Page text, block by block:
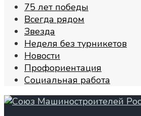
75 лет победы
Всегда рядом
Звезда
Неделя без турникетов
Новости
Профориентация
Социальная работа